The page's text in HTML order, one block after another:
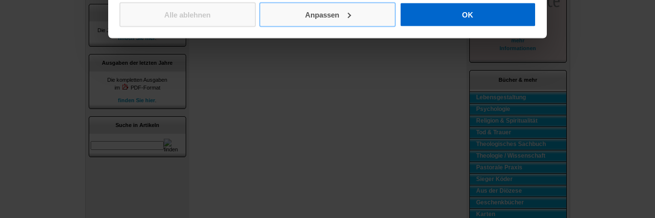
Alle ablehnen Anpassen OK
Die Jahresverzeichnisse ab 2010
finden Sie hier.
Ausgaben der letzten Jahre
Die kompletten Ausgaben
im
PDF-Format
finden Sie hier
Suche in Artikeln
mehr
Informationen
Bücher & mehr
Lebensgestaltung
Psychologie
Religion & Spiritualität
Tod & Trauer
Theologisches Sachbuch
Theologie / Wissenschaft
Pastorale Praxis
Sieger Köder
Aus der Diözese
Geschenkbücher
Karten